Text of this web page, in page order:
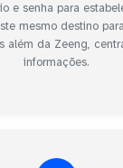
e senha para
mesmo destino
além da Zeeng,
informações.